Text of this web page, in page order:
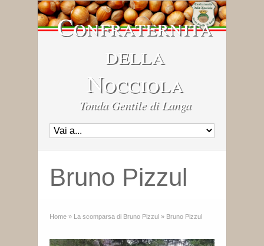
Confraternita
della
Nocciola
Tonda Gentile di Langa
Bruno Pizzul
Home » La scomparsa di Bruno Pizzul » Bruno Pizzul